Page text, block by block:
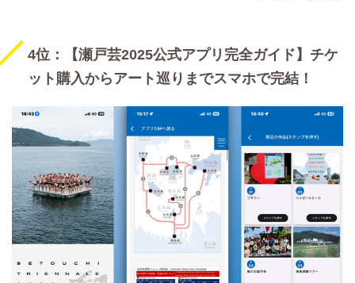
4位：【瀬戸芸2025公式アプリ完全ガイド】チケ
ット購入からアート巡りまでスマホで完結！